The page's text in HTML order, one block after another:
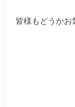
皆様もどうかお